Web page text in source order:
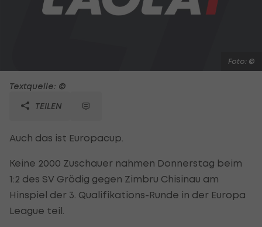
Foto: ©
Textquelle: ©
TEILEN
Auch das ist Europacup.
Keine 2000 Zuschauer nahmen Donnerstag beim
1:2 des SV Grödig gegen Zimbru Chisinau am
Hinspiel der 3. Qualifikations-Runde in der Europa
League teil.